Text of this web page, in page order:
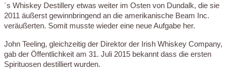
´s Whiskey Destillery etwas weiter im Osten von Dundalk, die sie
2011 äußerst gewinnbringend an die amerikanische Beam Inc.
veräußerten. Somit musste wieder eine neue Aufgabe her.
John Teeling, gleichzeitig der Direktor der Irish Whiskey Company,
gab der Öffentlichkeit am 31. Juli 2015 bekannt dass die ersten
Spirituosen destilliert wurden.